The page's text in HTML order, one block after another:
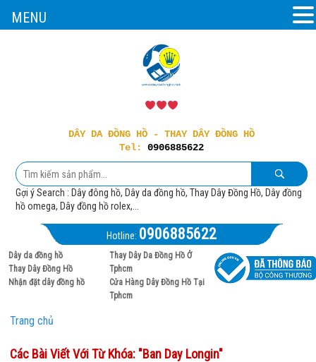
DÂY DA ĐỒNG HỒ - THAY DÂY ĐỒNG HỒ
Tel: 0906885622
Gợi ý Search : Dây đông hồ, Dây da đồng hồ, Thay Dây Đồng Hồ, Dây đồng
hồ omega, Dây đồng hồ rolex,...
Hotline: 0906885622
Dây da đồng hồ
Thay Dây Đồng Hồ
Nhận đặt dây đồng hồ
Thay Dây Da Đồng Hồ Ở
Tphcm
Cửa Hàng Dây Đồng Hồ Tại
Tphcm
Trang chủ
Các Bài Viết Với Từ Khóa: "Ban Day Longin"
MENU